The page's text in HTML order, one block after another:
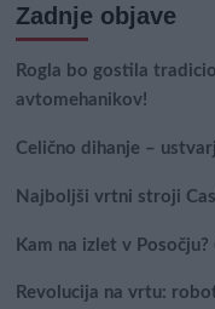
Zadnje objave
Rogla bo gostila
avtomehanikov!
Celično dihanje –
Najboljši vrtni stroji
Kam na izlet v
Revolucija na vrtu: